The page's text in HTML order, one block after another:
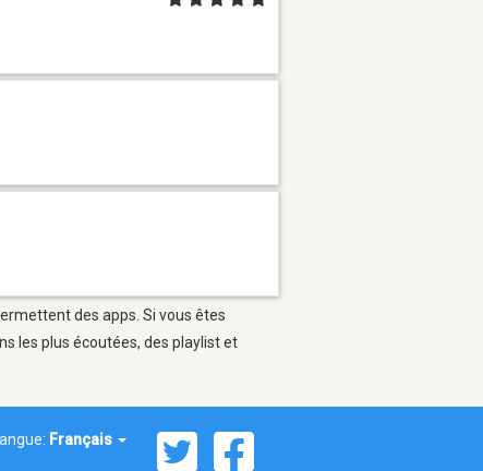
des apps. Si vous êtes
les plus écoutées, des playlist et
Langue: Français